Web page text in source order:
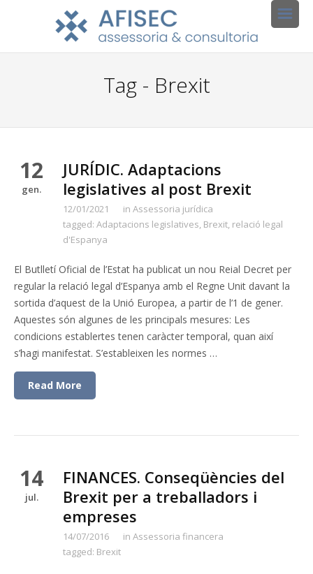
Tag - Brexit
12
gen.
JURÍDIC. Adaptacions
legislatives al post Brexit
12/01/2021 in Assessoria jurídica
tagged: Adaptacions legislatives, Brexit, relació legal
d'Espanya
El Butlletí Oficial de l’Estat ha publicat un nou Reial Decret per
regular la relació legal d’Espanya amb el Regne Unit davant la
sortida d’aquest de la Unió Europea, a partir de l’1 de gener.
Aquestes són algunes de les principals mesures: Les
condicions establertes tenen caràcter temporal, quan així
s’hagi manifestat. S’estableixen les normes …
Read More
14
jul.
FINANCES. Conseqüències del
Brexit per a treballadors i
empreses
14/07/2016 in Assessoria financera
tagged: Brexit